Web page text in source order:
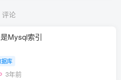
评论
Mysql索引
据库
3年前